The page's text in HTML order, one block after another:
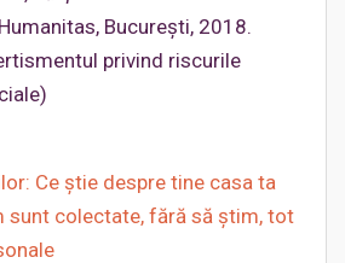
București, 2018.
privind riscurile
Ce știe despre tine casa ta
sunt colectate, fără să știm, tot